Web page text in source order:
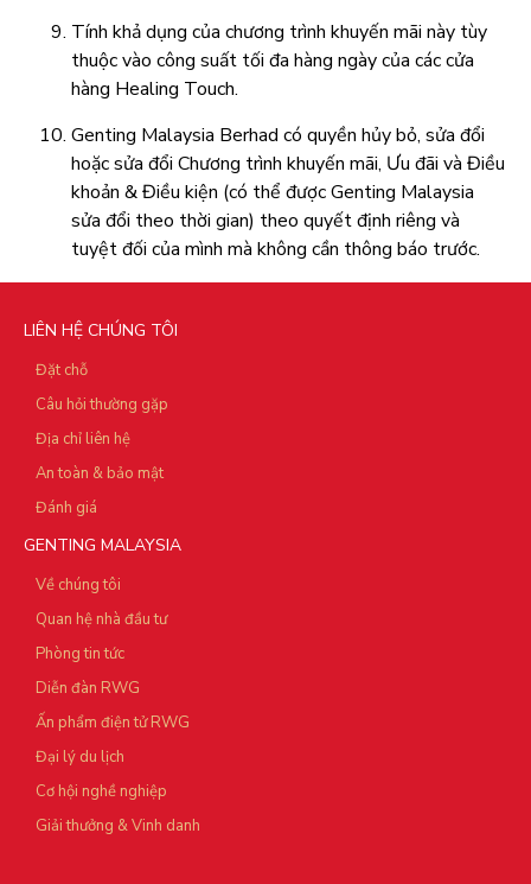
Tính khả dụng của chương trình khuyến mãi này tùy
thuộc vào công suất tối đa hàng ngày của các cửa
hàng Healing Touch.
Genting Malaysia Berhad có quyền hủy bỏ, sửa đổi
hoặc sửa đổi Chương trình khuyến mãi, Ưu đãi và Điều
khoản & Điều kiện (có thể được Genting Malaysia
sửa đổi theo thời gian) theo quyết định riêng và
tuyệt đối của mình mà không cần thông báo trước.
LIÊN HỆ CHÚNG TÔI
Đặt chỗ
Câu hỏi thường gặp
Địa chỉ liên hệ
An toàn & bảo mật
Đánh giá
GENTING MALAYSIA
Về chúng tôi
Quan hệ nhà đầu tư
Phòng tin tức
Diễn đàn RWG
Ấn phẩm điện tử RWG
Đại lý du lịch
Cơ hội nghề nghiệp
Giải thưởng & Vinh danh